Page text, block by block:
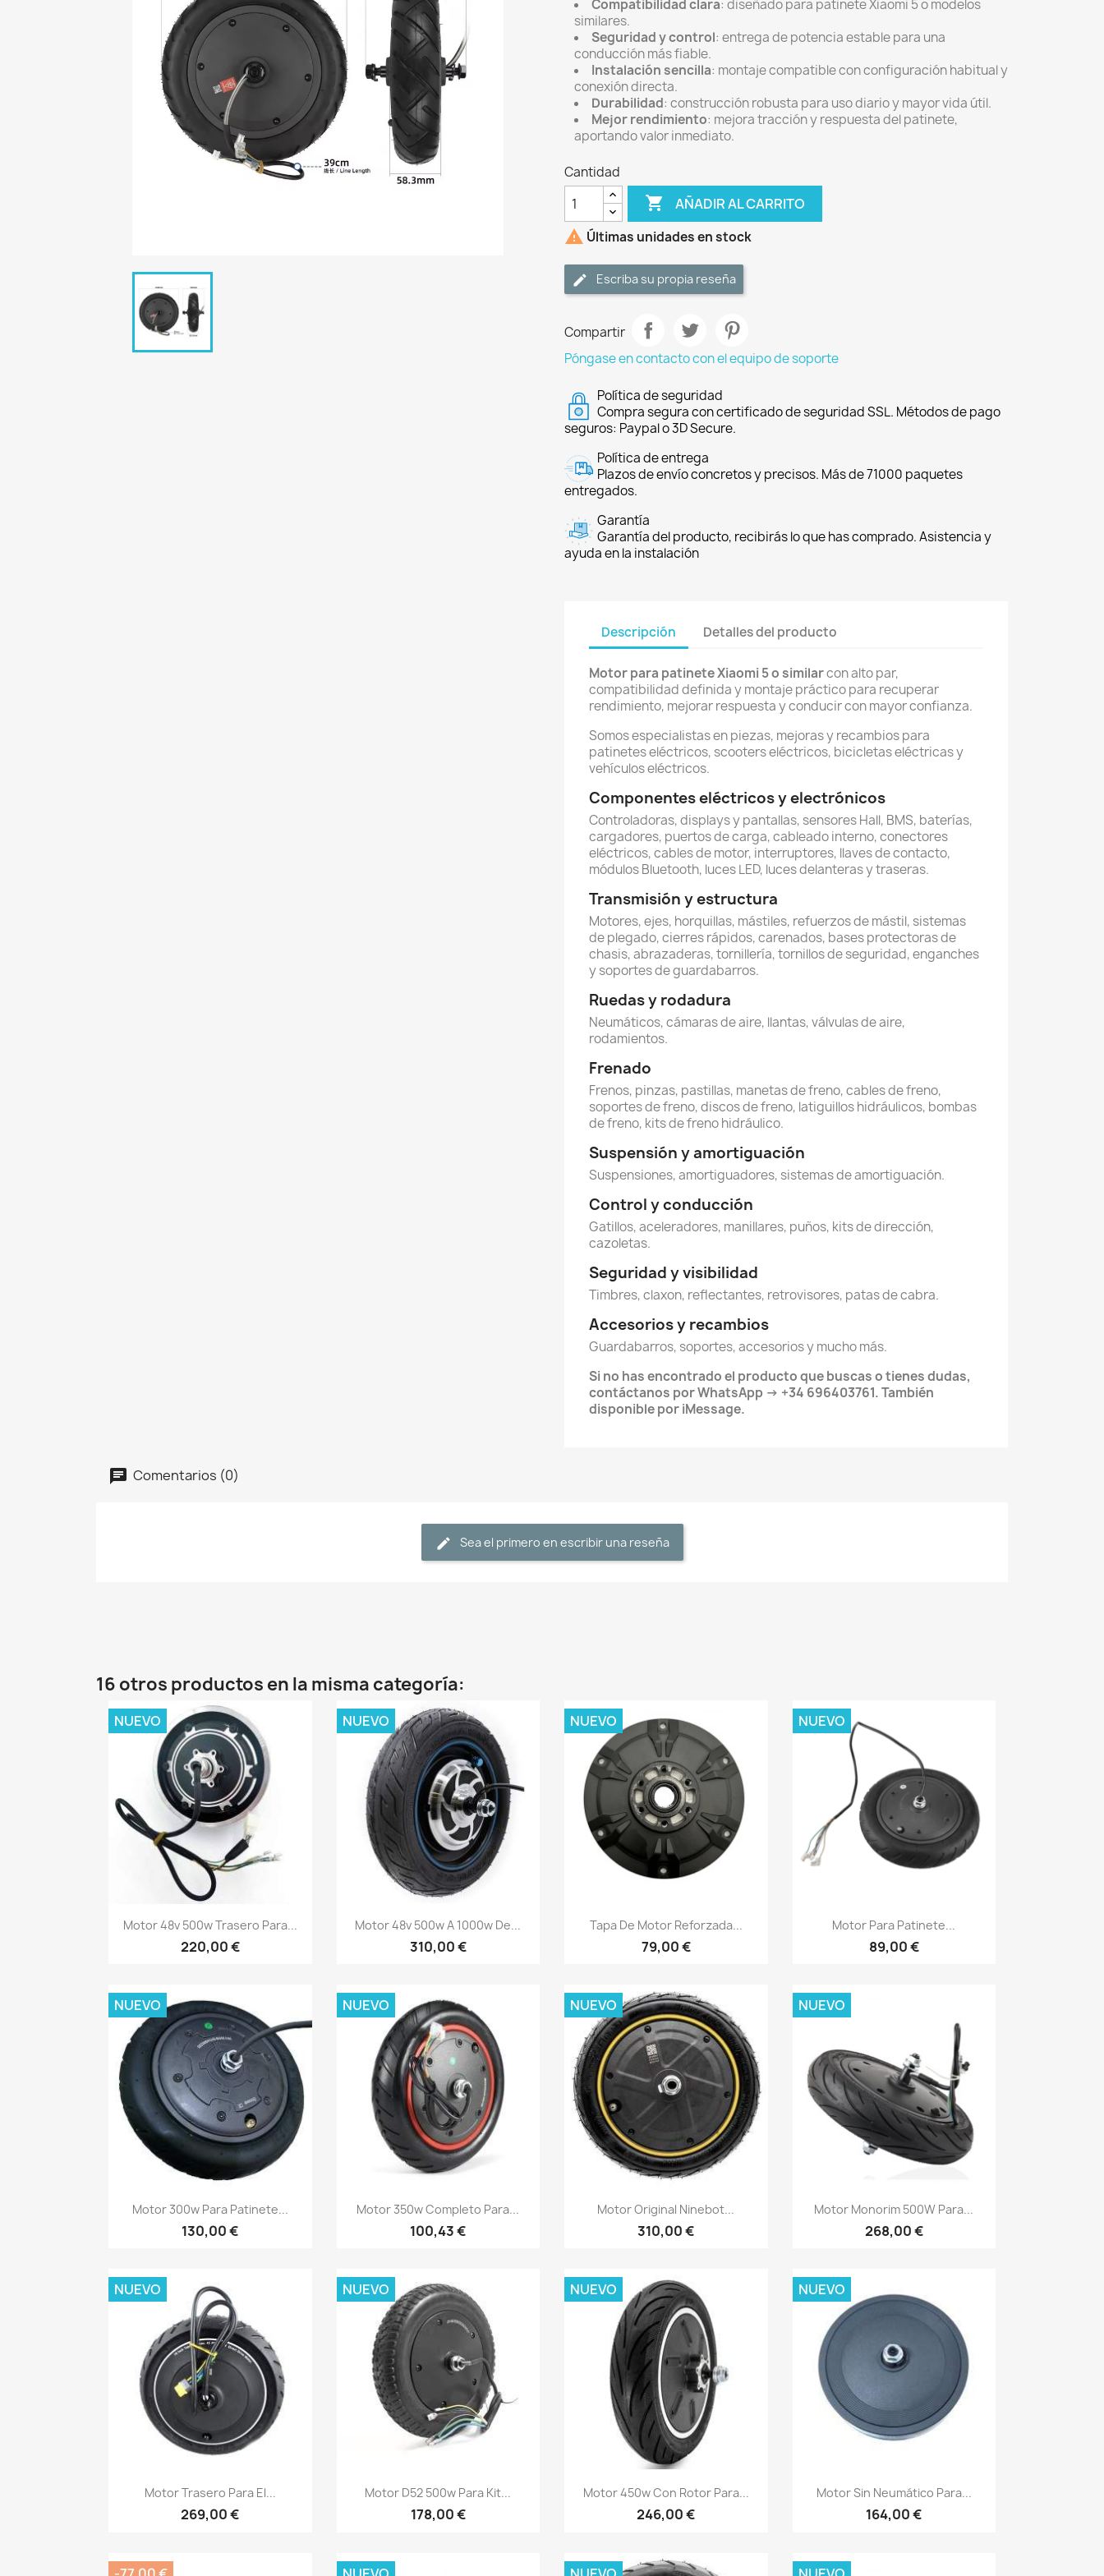
Compatibilidad clara: diseñado para patinete Xiaomi 5 o modelos
similares.
Seguridad y control: entrega de potencia estable para una
conducción más fiable.
Instalación sencilla: montaje compatible con configuración habitual y
conexión directa.
Durabilidad: construcción robusta para uso diario y mayor vida útil.
Mejor rendimiento: mejora tracción y respuesta del patinete,
aportando valor inmediato.
Cantidad
 AÑADIR AL CARRITO
 Últimas unidades en stock
Escriba su propia reseña
Compartir
Póngase en contacto con el equipo de soporte
Política de seguridad
Compra segura con certificado de seguridad SSL. Métodos de pago
seguros: Paypal o 3D Secure.
Política de entrega
Plazos de envío concretos y precisos. Más de 71000 paquetes
entregados.
Garantía
Garantía del producto, recibirás lo que has comprado. Asistencia y
ayuda en la instalación
Descripción Detalles del producto
Motor para patinete Xiaomi 5 o similarcon alto par,
compatibilidad definida y montaje práctico para recuperar
rendimiento, mejorar respuesta y conducir con mayor confianza.
Somos especialistas en piezas, mejoras y recambios para
patinetes eléctricos, scooters eléctricos, bicicletas eléctricas y
vehículos eléctricos.
Componentes eléctricos y electrónicos
Controladoras, displays y pantallas, sensores Hall, BMS, baterías,
cargadores, puertos de carga, cableado interno, conectores
eléctricos, cables de motor, interruptores, llaves de contacto,
módulos Bluetooth, luces LED, luces delanteras y traseras.
Transmisión y estructura
Motores, ejes, horquillas, mástiles, refuerzos de mástil, sistemas
de plegado, cierres rápidos, carenados, bases protectoras de
chasis, abrazaderas, tornillería, tornillos de seguridad, enganches
y soportes de guardabarros.
Ruedas y rodadura
Neumáticos, cámaras de aire, llantas, válvulas de aire,
rodamientos.
Frenado
Frenos, pinzas, pastillas, manetas de freno, cables de freno,
soportes de freno, discos de freno, latiguillos hidráulicos, bombas
de freno, kits de freno hidráulico.
Suspensión y amortiguación
Suspensiones, amortiguadores, sistemas de amortiguación.
Control y conducción
Gatillos, aceleradores, manillares, puños, kits de dirección,
cazoletas.
Seguridad y visibilidad
Timbres, claxon, reflectantes, retrovisores, patas de cabra.
Accesorios y recambios
Guardabarros, soportes, accesorios y mucho más.
Si no has encontrado el producto que buscas o tienes dudas,
contáctanos por WhatsApp → +34 696403761. También
disponible por iMessage.
Comentarios (0)
Sea el primero en escribir una reseña
16 otros productos en la misma categoría:
Vista rápida
Motor 48v 500w Trasero Para...
220,00 €
NUEVO
Vista rápida
Motor 48v 500w A 1000w De...
310,00 €
NUEVO
 Vista rápida
Tapa De Motor Reforzada...
79,00 €
NUEVO
Vista rápida
Motor Para Patinete...
89,00 €
NUEVO
Vista rápida
Motor 300w Para Patinete...
130,00 €
NUEVO
Vista rápida
Motor 350w Completo Para...
100,43 €
NUEVO
Vista rápida
Motor Original Ninebot...
310,00 €
NUEVO
Vista rápida
Motor Monorim 500W Para...
268,00 €
NUEVO
Vista rápida
Motor Trasero Para El...
269,00 €
NUEVO
Vista rápida
Motor D52 500w Para Kit...
178,00 €
NUEVO
Vista rápida
Motor 450w Con Rotor Para...
246,00 €
NUEVO
Vista rápida
Motor Sin Neumático Para...
164,00 €
NUEVO